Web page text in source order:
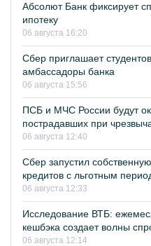
Абсолют Банк фиксирует
ипотеку
06 августа 16:20
Сбер приглашает
амбассадоры банка
06 августа 15:56
ПСБ и МЧС России будут
пострадавших при
06 августа 12:40
Сбер запустил
кредитов с льготным
06 августа 12:33
Исследование ВТБ:
кешбэка создает волны
06 августа 12:14